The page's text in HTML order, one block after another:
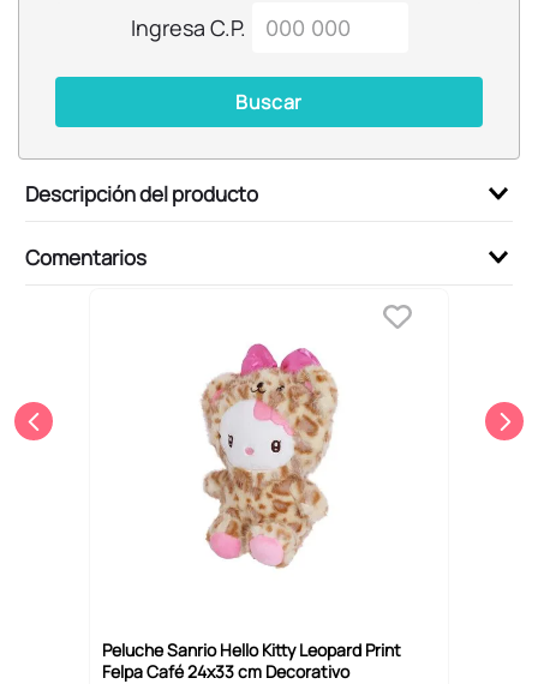
Ingresa C.P.
Buscar
Descripción del producto
Comentarios
Peluche Sanrio Hello Kitty Leopard Print
Felpa Café 24x33 cm Decorativo